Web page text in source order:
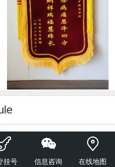
推防疫香囊，倾心之作
挂号 信息咨询 在线地图